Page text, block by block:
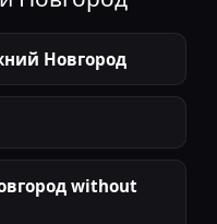
Новгород
without